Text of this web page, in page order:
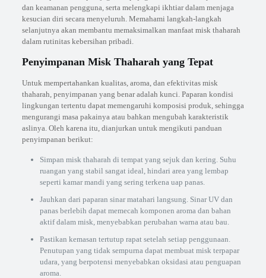
dan keamanan pengguna, serta melengkapi ikhtiar dalam menjaga
kesucian diri secara menyeluruh. Memahami langkah-langkah
selanjutnya akan membantu memaksimalkan manfaat misk thaharah
dalam rutinitas kebersihan pribadi.
Penyimpanan Misk Thaharah yang Tepat
Untuk mempertahankan kualitas, aroma, dan efektivitas misk
thaharah, penyimpanan yang benar adalah kunci. Paparan kondisi
lingkungan tertentu dapat memengaruhi komposisi produk, sehingga
mengurangi masa pakainya atau bahkan mengubah karakteristik
aslinya. Oleh karena itu, dianjurkan untuk mengikuti panduan
penyimpanan berikut:
Simpan misk thaharah di tempat yang sejuk dan kering. Suhu
ruangan yang stabil sangat ideal, hindari area yang lembap
seperti kamar mandi yang sering terkena uap panas.
Jauhkan dari paparan sinar matahari langsung. Sinar UV dan
panas berlebih dapat memecah komponen aroma dan bahan
aktif dalam misk, menyebabkan perubahan warna atau bau.
Pastikan kemasan tertutup rapat setelah setiap penggunaan.
Penutupan yang tidak sempurna dapat membuat misk terpapar
udara, yang berpotensi menyebabkan oksidasi atau penguapan
aroma.